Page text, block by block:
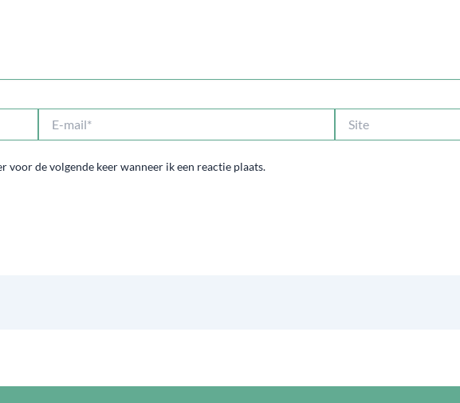
mail*
voor de volgende keer wanneer ik een reactie plaats.